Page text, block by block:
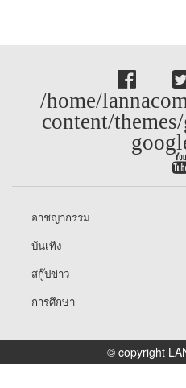
/home/
content/
อาชญากรรม
บันเทิง
สกู๊ปข่าว
การศึกษา
© copyright